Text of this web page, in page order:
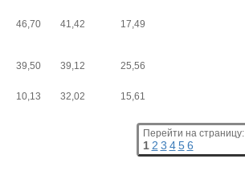
46,70 41,42 17,49
39,50 39,12 25,56
10,13 32,02 15,61
Перейти на страницу:
1 2 3 4 5 6